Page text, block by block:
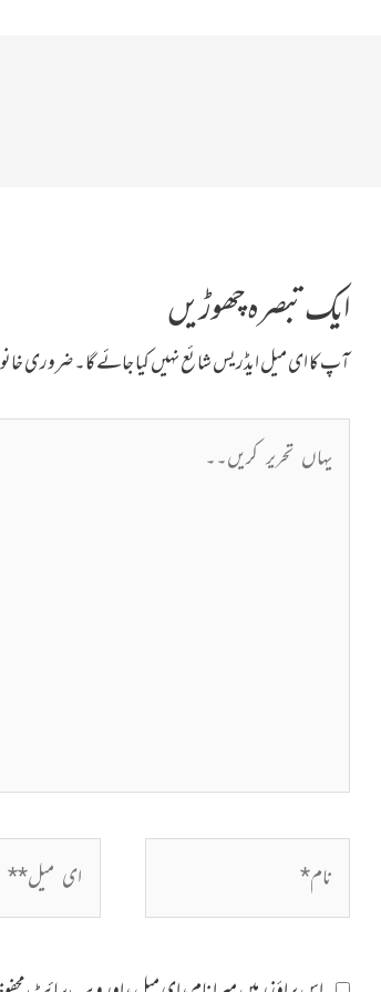
ایک تبصرہ چھوڑیں
آپ کا ای میل ایڈریس شائع نہیں کیا جائے گا۔ضروری
تحریر
میل**